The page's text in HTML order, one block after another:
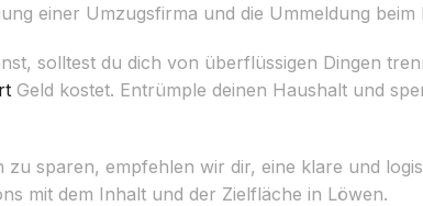
einer Umzugsfirma und die Ummeldung beim
solltest du dich von überflüssigen Dingen
Geld kostet. Entrümple deinen Haushalt und
zu sparen, empfehlen wir dir, eine klare und
mit dem Inhalt und der Zielfläche in Löwen.